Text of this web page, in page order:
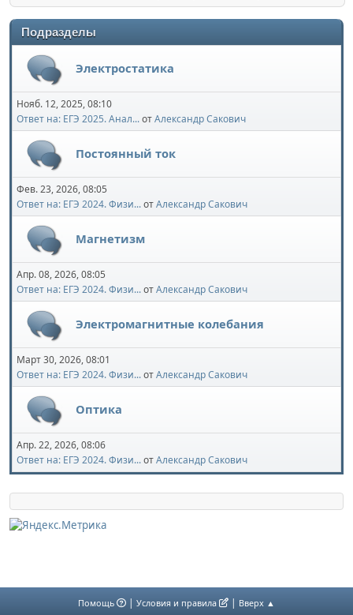
Подразделы
Электростатика
Нояб. 12, 2025, 08:10
Ответ на: ЕГЭ 2025. Анал...отАлександр Сакович
Постоянный ток
Фев. 23, 2026, 08:05
Ответ на: ЕГЭ 2024. Физи...отАлександр Сакович
Магнетизм
Апр. 08, 2026, 08:05
Ответ на: ЕГЭ 2024. Физи...отАлександр Сакович
Электромагнитные колебания
Март 30, 2026, 08:01
Ответ на: ЕГЭ 2024. Физи...отАлександр Сакович
Оптика
Апр. 22, 2026, 08:06
Ответ на: ЕГЭ 2024. Физи...отАлександр Сакович
Помощь | Условия и правила | Вверх ▲